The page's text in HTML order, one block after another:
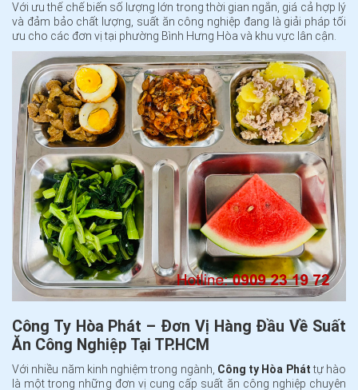
Với ưu thế chế biến số lượng lớn trong thời gian ngắn, giá cả hợp lý
và đảm bảo chất lượng, suất ăn công nghiệp đang là giải pháp tối
ưu cho các đơn vị tại phường Bình Hưng Hòa và khu vực lân cận.
Công Ty Hòa Phát – Đơn Vị Hàng Đầu Về Suất
Ăn Công Nghiệp Tại TP.HCM
Với nhiều năm kinh nghiệm trong ngành, Công ty Hòa Phát tự hào
là một trong những đơn vị cung cấp suất ăn công nghiệp chuyên